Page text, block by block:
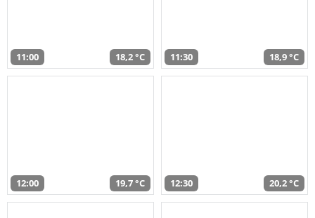
11:00 18,2 °C 11:30 18,9 °C
12:00 19,7 °C 12:30 20,2 °C